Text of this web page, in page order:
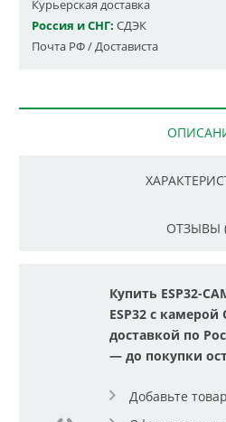
Курьерская доставка
Россия и СНГ: СДЭК
Почта РФ / Достависта
ОТЗЫВЫ
Купить ESP32-
ESP32 с
доставкой по
— до покупки
Добавьте